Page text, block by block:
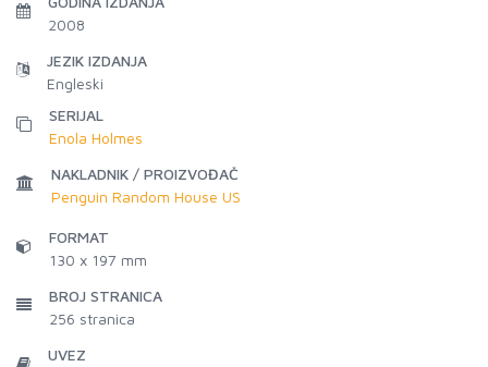
2008
JEZIK IZDANJA
Engleski
SERIJAL
Enola Holmes
NAKLADNIK / PROIZVOĐAČ
Penguin Random House US
FORMAT
130 x 197 mm
BROJ STRANICA
256 stranica
UVEZ